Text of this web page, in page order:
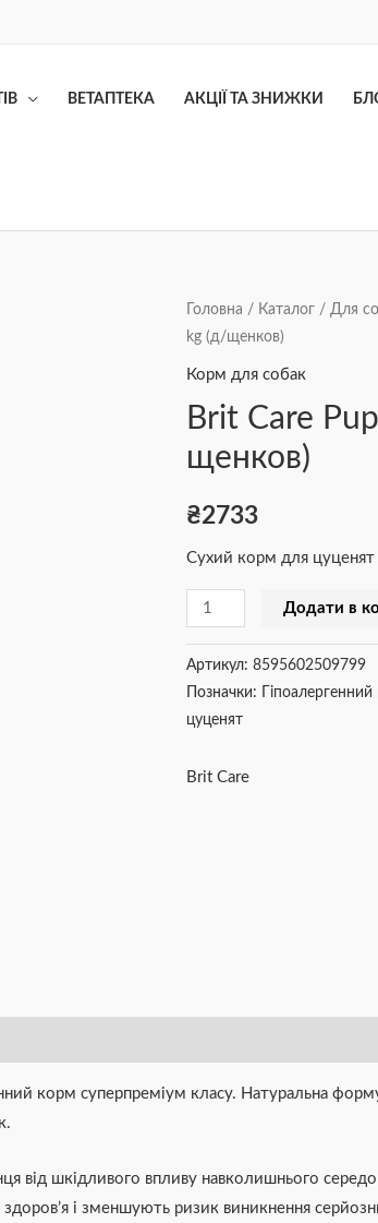
ВЕТАПТЕКА АКЦІЇ ТА ЗНИЖКИ
Головна / Каталог / Для
kg (д/щенков)
Корм для собак
Brit Care
щенков)
₴2733
Сухий корм для цуценят
Brit
Care
Puppy
and
kg
кількість
Додати в
Артикул: 8595602509799
Позначки:
цуценят
Brit Care
корм суперпреміум класу. Натуральна
від шкідливого впливу навколишнього
і зменшують ризик виникнення